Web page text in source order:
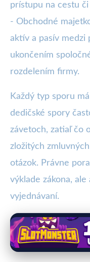
prístupu na cestu
- Obchodné
aktív a pasív medzi
ukončením
rozdelením firmy.
Každý typ sporu
dedičské spory
závetoch, zatiaľ čo
zložitých
otázok. Právne
výklade zákona,
vyjednávaní.